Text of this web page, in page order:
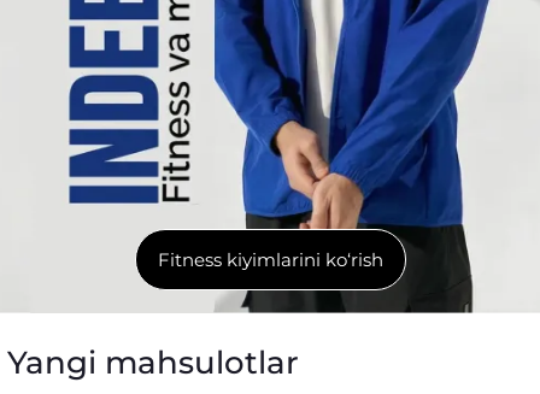
Fitness kiyimlarini ko‘rish
Yangi mahsulotlar